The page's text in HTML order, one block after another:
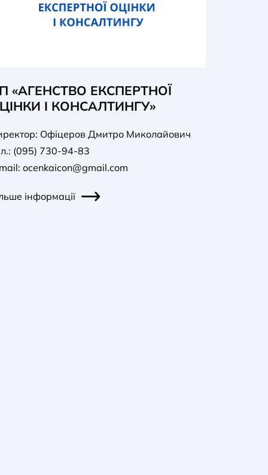
«АГЕНСТВО ЕКСПЕРТНОЇ
І КОНСАЛТИНГУ»
Офіцеров Дмитро Миколайович
(095) 730-94-83
ocenkaicon@gmail.com
інформації